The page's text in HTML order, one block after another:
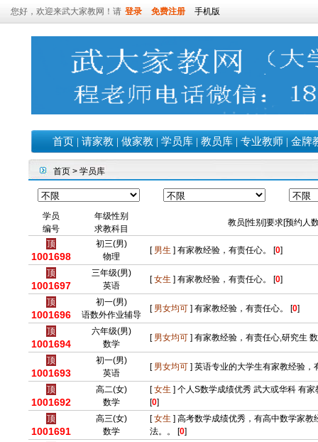
您好，欢迎来武大家教网！请 登录 免费注册 手机版
首页 | 请家教 | 做家教 | 学员库 | 教员库 | 专业教师 | 金牌
首页 > 学员库
学员
编号
年级性别
求教科目
教员[性别]要求[预约人
顶
1001698
初三(男)
物理
[男生 ] 有家教经验，有责任心。 [0]
顶
1001697
三年级(男)
英语
[女生 ] 有家教经验，有责任心。 [0]
顶
1001696
初一(男)
语数外作业辅导
[男女均可 ] 有家教经验，有责任心。 [0]
顶
1001694
六年级(男)
数学
[男女均可 ] 有家教经验，有责任心,研究生
顶
1001693
初一(男)
英语
[男女均可 ] 英语专业的大学生有家教经验，
顶
1001692
高二(女)
数学
[女生 ] 个人S数学成绩优秀 武大或华科 有
[0]
顶
1001691
高三(女)
数学
[女生 ] 高考数学成绩优秀，有高中数学家教
法。。 [0]